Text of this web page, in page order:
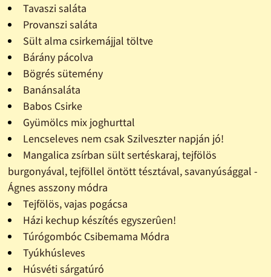
Tavaszi saláta
Provanszi saláta
Sült alma csirkemájjal töltve
Bárány pácolva
Bögrés sütemény
Banánsaláta
Babos Csirke
Gyümölcs mix joghurttal
Lencseleves nem csak Szilveszter napján jó!
Mangalica zsírban sült sertéskaraj, tejfölös
burgonyával, tejföllel öntött tésztával, savanyúsággal -
Ágnes asszony módra
Tejfölös, vajas pogácsa
Házi kechup készítés egyszerûen!
Túrógombóc Csibemama Módra
Tyúkhúsleves
Húsvéti sárgatúró